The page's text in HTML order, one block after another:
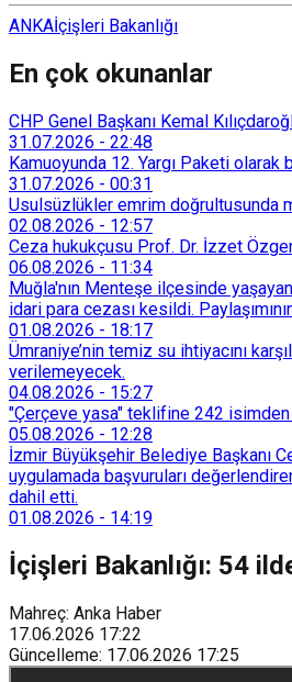
ANKAİçişleri Bakanlığı
En çok okunanlar
CHP Genel Başkanı Kemal
31.07.2026 - 22:48
Kamuoyunda 12. Yargı Paketi
31.07.2026 - 00:31
Usulsüzlükler emrim doğrultusunda
02.08.2026 - 12:57
Ceza hukukçusu Prof. Dr. İzzet
06.08.2026 - 11:34
Muğla'nın Menteşe ilçesinde
idari para cezası kesildi.
01.08.2026 - 18:17
Ümraniye’nin temiz su ihtiyacını
verilemeyecek.
04.08.2026 - 15:27
"Çerçeve yasa" teklifine 242
05.08.2026 - 12:28
İzmir Büyükşehir Belediye Başkanı
uygulamada başvuruları
dahil etti.
01.08.2026 - 14:19
İçişleri Bakanlığı: 54
Mahreç: Anka Haber
17.06.2026 17:22
Güncelleme: 17.06.2026 17:25